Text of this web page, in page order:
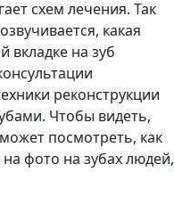
схем лечения. Так
какая
вкладке на зуб
реконструкции
Чтобы видеть,
посмотреть, как
фото на зубах людей,